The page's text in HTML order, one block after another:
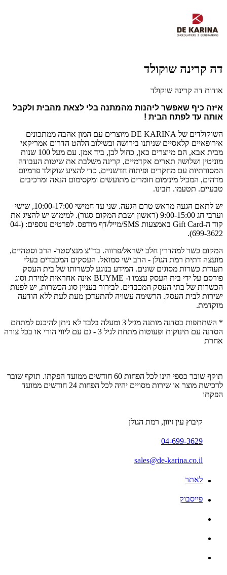
דה קרינה שוקולד
אודות דה קרינה שוקולד
אותה עד לפתח הבית !
השוקולדים של DE KARINA מיוצרים עם המון אהבה ממתכונים
אירופאיים קלאסיים שניתנו בירושה ובשילוב הלהט הדרום אמריקאי
מבית אבא, הם מיוצרים כאן, כחול לבן, ביד אמן.
עם מעל 100 שנות
מוניטין ושלושה תארים אקדמיים, קרינה משלבת את שיטות העבודה
המסורתיות עם מחקרים ופיתוח חדשניים, כדי להציע שוקולד פרמיום
מדהים, המכיל מינימום חומרים מתועשים ומקסימום הנאה ומרכיבים
טבעיים. תטעמו. תבינו.
יש לתאם הגעה מראש טרם הגעה. שני עד חמישי 10:00-17:00, שישי
וערבי חג 9:00-15:00 (ראשון ושבת המקום סגור). למימוש יש להציג את
קוד ה-Gift Card באמצעות SMS/מייל/דף מודפס. לפרטים נוספים: (04-
699-3622).
המקום כשר למהדרין חלב ישראל/פרווה. בד"צ מנצ'סטר- הרב וסטהיים,
מועצה דתית רמת הגולן - הרב ישי סמואל. העסקים המכבדים בעלי
תעודת כשרות מסוגים שונים. המידע בנוגע לכשרותו של בית העסק
פורסם על ידי בית העסק עצמו ו- BUYME אינה אחראית למידת וסוג
הכשרות של בתי העסק המכבדים. לבירור בעניין סוג הכשרות, יש לפנות
ישירות לבית העסק. הרשימה עשויה להתעדכן מעת לעת ללא הודעה
מוקדמת.
* השתתפות בסדנה מותנה מגיל 3 ומעלה בלבד לא ניתן להיכנס למתחם
הסדנה עם תינוקות ופעוטות מתחת לגיל 3 - גם עם ליווי הורי או בכל צורה
אחרת
תוקף שובר כספי הינו לכל הפחות 60 חודשים ממועד הפקתו. תוקף שובר
לרכישת מוצר או שירות מסויים יהיה לכל הפחות 24 חודשים ממועד
הפקתו
קיבוץ עין זיוון, רמת הגולן
04-699-3629
sales@de-karina.co.il
לאתר
פייסבוק